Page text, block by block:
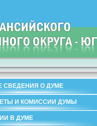
СВЕДЕНИЯ О ДУМЕ
И КОМИССИИ ДУМЫ
В ДУМЕ